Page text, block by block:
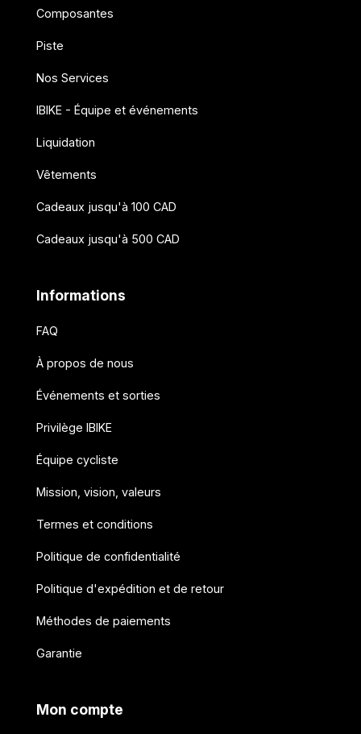
Composantes
Piste
Nos Services
IBIKE - Équipe et événements
Liquidation
Vêtements
Cadeaux jusqu'à 100 CAD
Cadeaux jusqu'à 500 CAD
Informations
FAQ
À propos de nous
Événements et sorties
Privilège IBIKE
Équipe cycliste
Mission, vision, valeurs
Termes et conditions
Politique de confidentialité
Politique d'expédition et de retour
Méthodes de paiements
Garantie
Mon compte